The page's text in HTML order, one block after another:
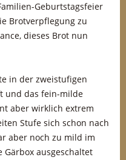
Geburtstagsfeier
Brotverpflegung zu
dieses Brot nun
in der zweistufigen
und das fein-milde
aber wirklich extrem
Stufe sich schon nach
aber noch zu mild im
ausgeschaltet